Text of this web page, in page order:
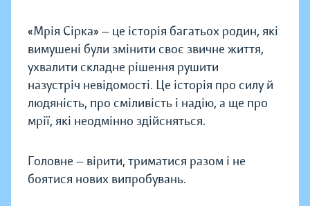
«Мрія Сірка» — це історія багатьох родин, які
вимушені були змінити своє звичне життя,
ухвалити складне рішення рушити
назустріч невідомості. Це історія про силу й
людяність, про сміливість і надію, а ще про
мрії, які неодмінно здійсняться.
Головне — вірити, триматися разом і не
боятися нових випробувань.